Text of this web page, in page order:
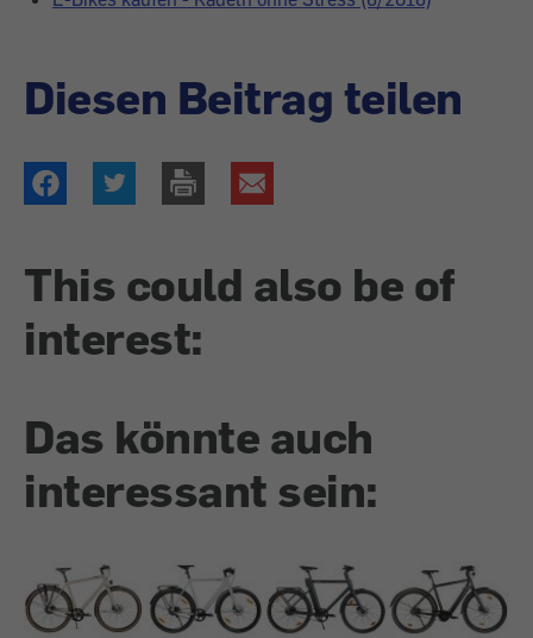
Diesen Beitrag teilen
This could also be of
interest:
Das könnte auch
interessant sein: